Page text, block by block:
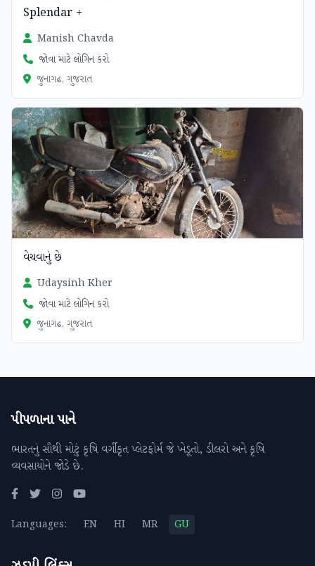
Splendar +
Manish Chavda
જોવા માટે લોગિન કરો
જુનાગઢ, ગુજરાત
વેચવાનું છે
Udaysinh Kher
જોવા માટે લોગિન કરો
જુનાગઢ, ગુજરાત
પીપળાના પાને
ભારતનું સૌથી મોટું કૃષિ વર્ગીકૃત પ્લેટફોર્મ જે ખેડૂતો, ડીલરો અને કૃષિ
વ્યવસાયોને જોડે છે.
Languages: EN HI MR GU